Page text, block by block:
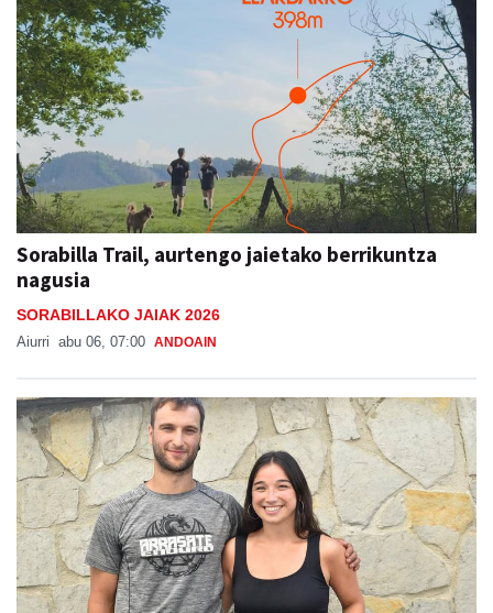
Sorabilla Trail, aurtengo jaietako berrikuntza
nagusia
SORABILLAKO JAIAK 2026
Aiurri abu 06, 07:00 ANDOAIN